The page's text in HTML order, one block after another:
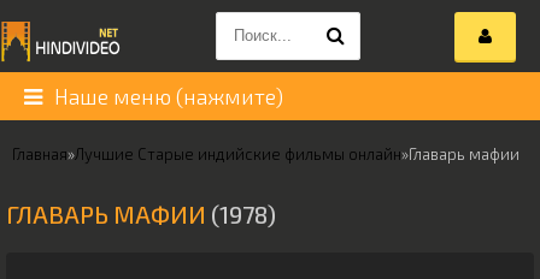
Наше меню (нажмите)
Главная»Лучшие Старые индийские фильмы онлайн»Главарь мафии
ГЛАВАРЬ МАФИИ (1978)